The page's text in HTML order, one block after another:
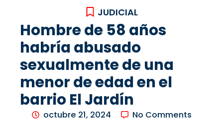
JUDICIAL
Hombre de 58 años
habría abusado
sexualmente de una
menor de edad en el
barrio El Jardín
octubre 21, 2024 No Comments